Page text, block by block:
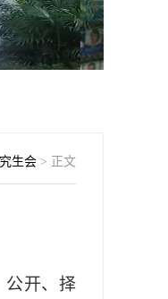
生会 > 正文
公开、择